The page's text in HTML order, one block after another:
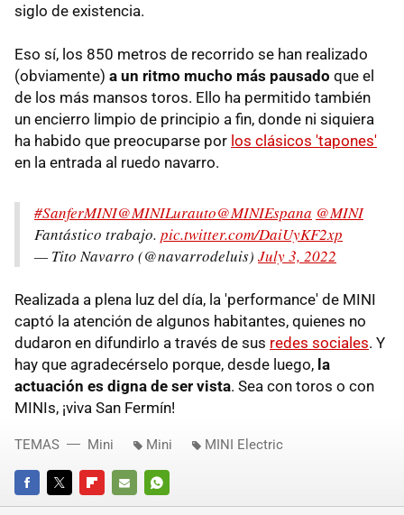
siglo de existencia.
Eso sí, los 850 metros de recorrido se han realizado
(obviamente) a un ritmo mucho más pausado que el
de los más mansos toros. Ello ha permitido también
un encierro limpio de principio a fin, donde ni siquiera
ha habido que preocuparse por los clásicos 'tapones'
en la entrada al ruedo navarro.
#SanferMINI@MINILurauto@MINIEspana @MINI
Fantástico trabajo. pic.twitter.com/DaiUyKF2xp
— Tito Navarro (@navarrodeluis) July 3, 2022
Realizada a plena luz del día, la 'performance' de MINI
captó la atención de algunos habitantes, quienes no
dudaron en difundirlo a través de sus redes sociales. Y
hay que agradecérselo porque, desde luego, la
actuación es digna de ser vista. Sea con toros o con
MINIs, ¡viva San Fermín!
FACEBOOKTWITTERFLIPBOARD
E-
WHATSAPP
TEMAS Mini Mini MINI Electric